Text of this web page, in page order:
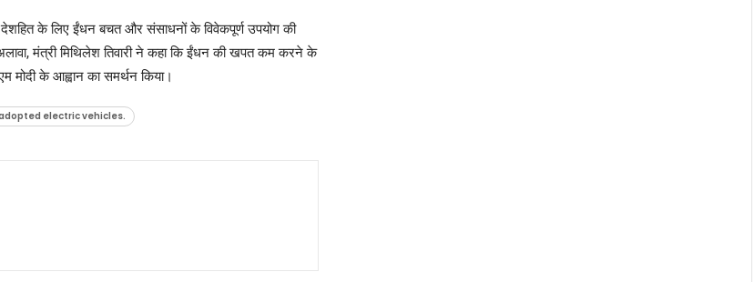
देशहित के लिए ईंधन बचत और संसाधनों के विवेकपूर्ण उपयोग की
मंत्री मिथिलेश तिवारी ने कहा कि ईंधन की खपत कम करने के
मोदी के आह्वान का समर्थन किया।
electric vehicles.